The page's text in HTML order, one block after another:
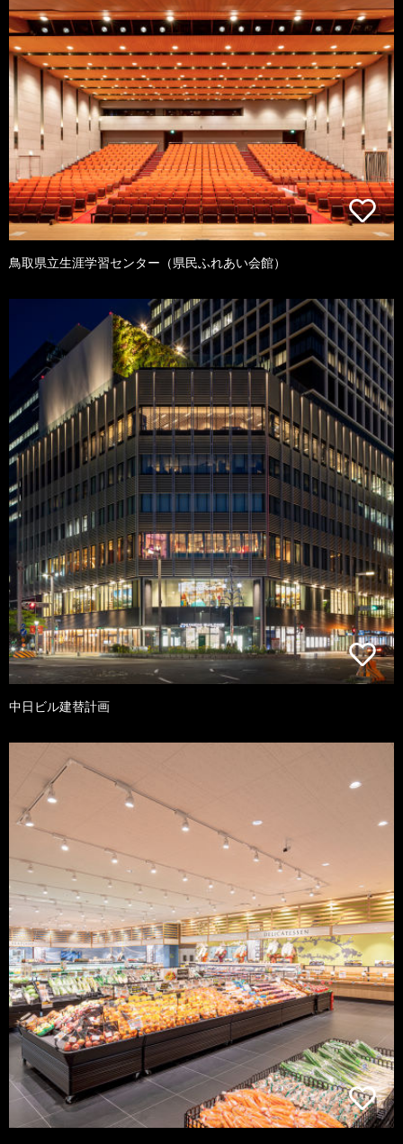
鳥取県立生涯学習センター（県民ふれあい会館）
中日ビル建替計画